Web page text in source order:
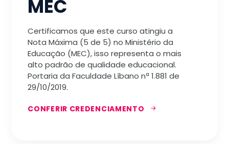
MEC
Certificamos que este curso atingiu a
Nota Máxima (5 de 5) no Ministério da
Educação (MEC), isso representa o mais
alto padrão de qualidade educacional.
Portaria da Faculdade Líbano nª 1.881 de
29/10/2019.
CONFERIR CREDENCIAMENTO